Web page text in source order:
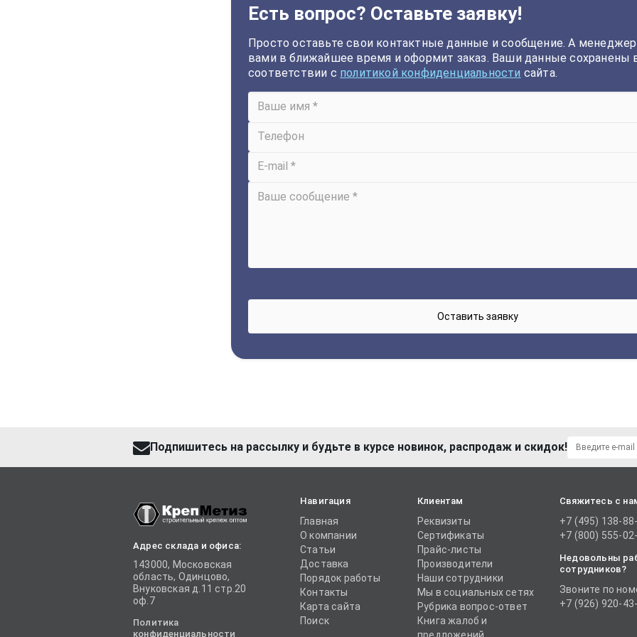
Есть вопрос? Оставьте заявку!
Просто оставьте свои контактные данные и сообщение. А
вами в ближайшее время и оформит заказ. Ваши данные сохранены
соответствии с политикой конфиденциальности сайта.
Подпишитесь на рассылку и будьте в курсе новинок, распродаж и скидок!
Адрес склада и офиса:
143000, Московская
область, Одинцово,
Внуковская д.11 стр.20
оф.7
Политика
конфиденциальности
Навигация
Главная
О компании
Статьи
Доставка
Порядок работы
Контакты
Карта сайта
Поиск
Клиентам
Реквизиты
Сертификаты
Прайс-листы
Производители
Наши сотрудники
Мы в социальных сетях
Рубрика вопрос-ответ
Книга жалоб и
Свяжитесь с
+7 (495) 138-
+7 (800) 555-
Недовольны
сотрудников?
Звоните по
+7 (926) 920-